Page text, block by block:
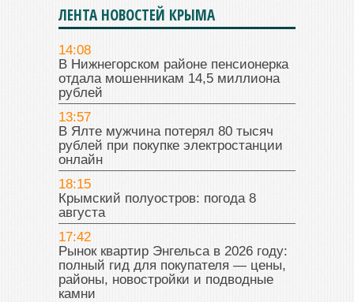
ЛЕНТА НОВОСТЕЙ КРЫМА
14:08
В Нижнегорском районе пенсионерка
отдала мошенникам 14,5 миллиона
рублей
13:57
В Ялте мужчина потерял 80 тысяч
рублей при покупке электростанции
онлайн
18:15
Крымский полуостров: погода 8
августа
17:42
Рынок квартир Энгельса в 2026 году:
полный гид для покупателя — цены,
районы, новостройки и подводные
камни